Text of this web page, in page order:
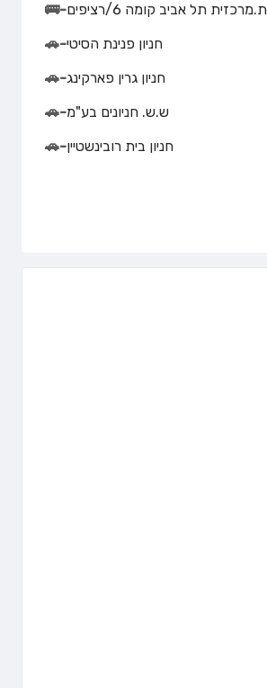
ת.מרכזית תל אביב קומה 6/רציפים -
🚌
חניון פנינת הסיטי-
🚗
חניון גרין פארקינג-
🚗
ש.ש. חניונים בע"מ-
🚗
חניון בית רובינשטיין-
🚗